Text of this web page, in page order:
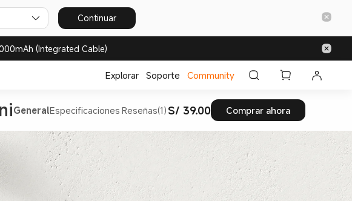
Continuar
(Integrated Cable)
Explorar Soporte Community
GeneralEspecificaciones Reseñas(1)S/ 39.00 Comprar ahora